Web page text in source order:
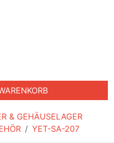
& GEHÄUSELAGER
YET-SA-207